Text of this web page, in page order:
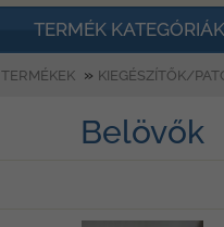
TERMÉK
TERMÉKEK » KIEGÉSZÍTŐK/
Belövők